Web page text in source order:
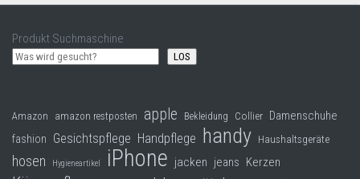
Produkt Suchmaschine
LOS
Amazon amazon restposten apple Bekleidung Collier Damenschuhe
fashion Gesichtspflege Handpflege handy Haushaltsgeräte
hosen Hygieneartikel iPhone jacken jeans Kerzen